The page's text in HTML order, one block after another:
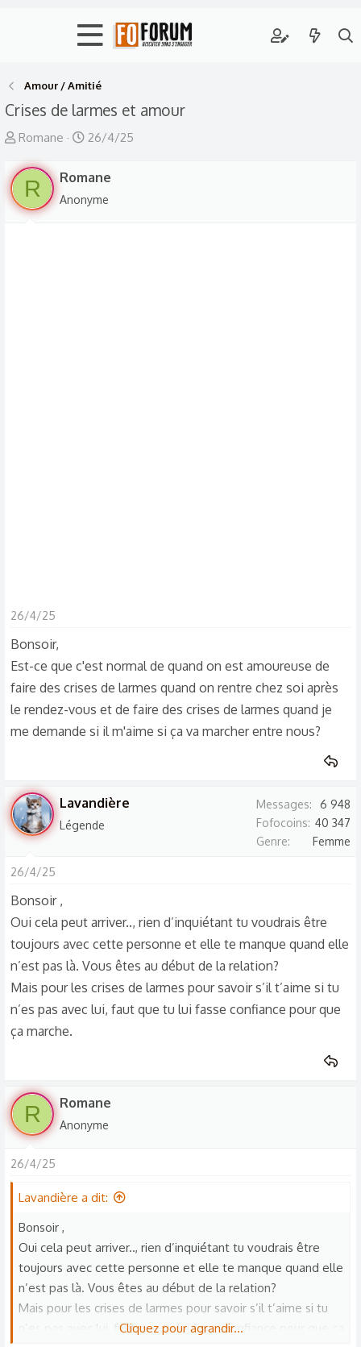
Amour / Amitié
Crises de larmes et amour
A
t
u
Romane
D
t
e
26/4/25
R Romane
Anonyme
26/4/25
Bonsoir,
Est-ce que c'est normal de quand on est amoureuse de
faire des crises de larmes quand on rentre chez soi après
le rendez-vous et de faire des crises de larmes quand je
me demande si il m'aime si ça va marcher entre nous?
Lavandière
Légende
Messages
6 948
Fofocoins 40 347
Genre
Femme
26/4/25
Bonsoir ,
Oui cela peut arriver.., rien d’inquiétant tu voudrais être
toujours avec cette personne et elle te manque quand elle
n’est pas là. Vous êtes au début de la relation?
Mais pour les crises de larmes pour savoir s’il t’aime si tu
n’es pas avec lui, faut que tu lui fasse confiance pour que
ça marche.
R Romane
Anonyme
26/4/25
Lavandière a dit:
Bonsoir ,
Oui cela peut arriver.., rien d’inquiétant tu voudrais être
toujours avec cette personne et elle te manque quand elle
n’est pas là. Vous êtes au début de la relation?
Mais pour les crises de larmes pour savoir s’il t’aime si tu
n’es pas avec lui, faut que tu lui fasse confiance pour que ça
Cliquez pour agrandir...